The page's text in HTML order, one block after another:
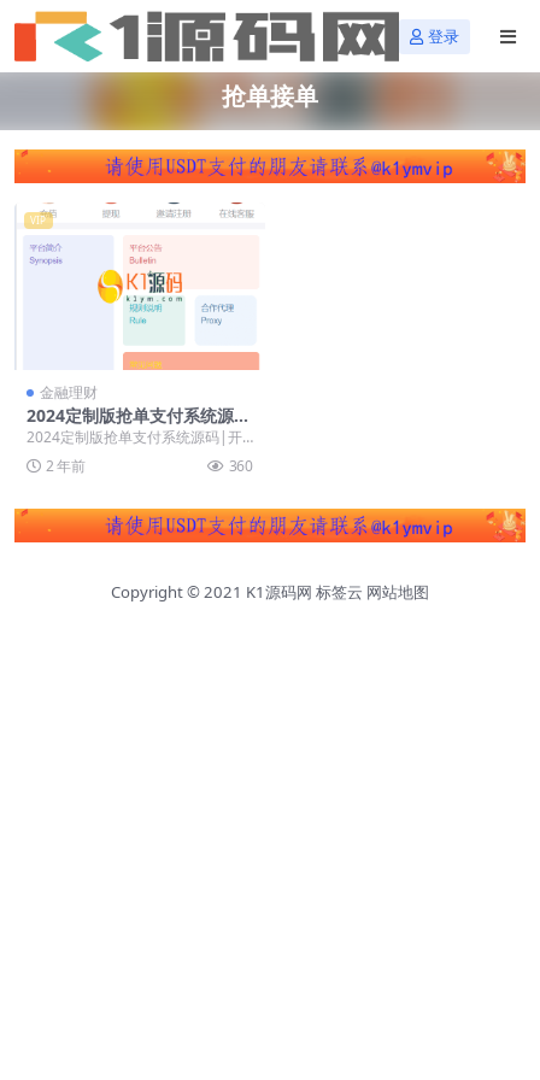
登录
抢单接单
VIP
金融理财
2024定制版抢单支付系统源
码|开代理|自动抢单接单
2024定制版抢单支付系统源码|开
代理|自动抢单接单 /APP/Commo
n/C...2 年前 360
Copyright © 2021 K1源码网 标签云 网站地图